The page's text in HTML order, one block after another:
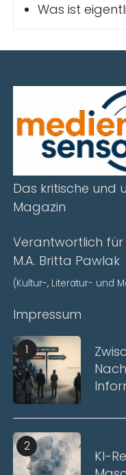
Was ist
Das kritische und
Magazin
Verantwortlich
M.A. Britta Pawlak
(Kultur-, Literatur- und
Impressum
1
2
KI-